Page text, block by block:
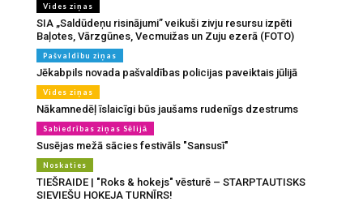
Vides ziņas
SIA „Saldūdeņu risinājumi” veikuši zivju resursu izpēti
Baļotes, Vārzgūnes, Vecmuižas un Zuju ezerā (FOTO)
Pašvaldību ziņas
Jēkabpils novada pašvaldības policijas paveiktais jūlijā
Vides ziņas
Nākamnedēļ īslaicīgi būs jaušams rudenīgs dzestrums
Sabiedrības ziņas Sēlijā
Susējas mežā sācies festivāls "Sansusī"
Noskaties
TIEŠRAIDE | "Roks & hokejs" vēsturē – STARPTAUTISKS
SIEVIEŠU HOKEJA TURNĪRS!